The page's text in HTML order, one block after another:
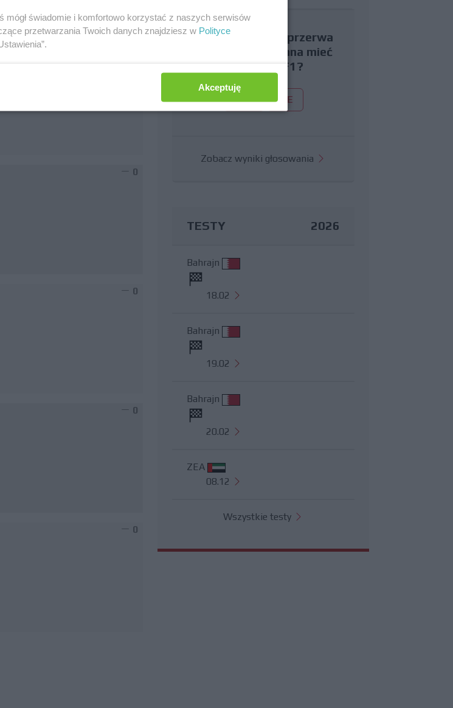
0
0
0
0
Czy uważasz, że przerwa
wakacyjna powinna mieć
miejsce w F1?
TAK NIE
Zobacz wyniki głosowania
TESTY 2026
Bahrajn
18.02
Bahrajn
19.02
Bahrajn
20.02
ZEA
08.12
Wszystkie testy
mógł świadomie i komfortowo korzystać z naszych serwisów
przetwarzania Twoich danych znajdziesz w Polityce
Akceptuję